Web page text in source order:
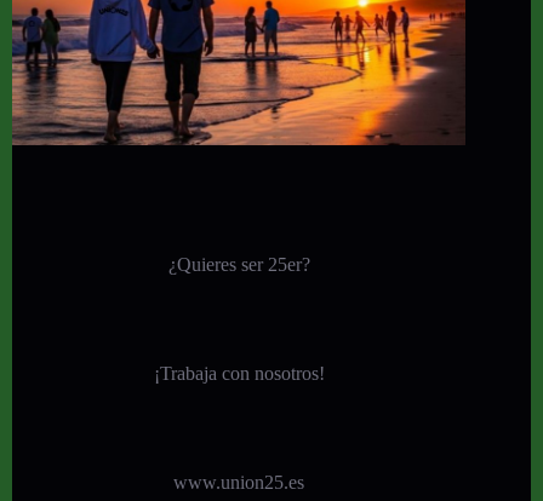
¿Quieres ser 25er?
¡Trabaja con nosotros!
www.union25.es